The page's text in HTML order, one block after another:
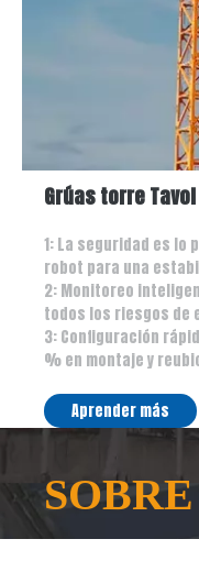
Grúas torre Tavol
1: La seguridad es lo
robot para una
2: Monitoreo
todos los riesgos de
3: Configuración
% en montaje y
Aprender más